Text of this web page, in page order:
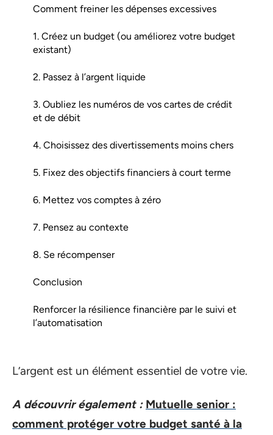
Comment freiner les dépenses excessives
1. Créez un budget (ou améliorez votre budget
existant)
2. Passez à l’argent liquide
3. Oubliez les numéros de vos cartes de crédit
et de débit
4. Choisissez des divertissements moins chers
5. Fixez des objectifs financiers à court terme
6. Mettez vos comptes à zéro
7. Pensez au contexte
8. Se récompenser
Conclusion
Renforcer la résilience financière par le suivi et
l’automatisation
L’argent est un élément essentiel de votre vie.
A découvrir également : Mutuelle senior :
comment protéger votre budget santé à la